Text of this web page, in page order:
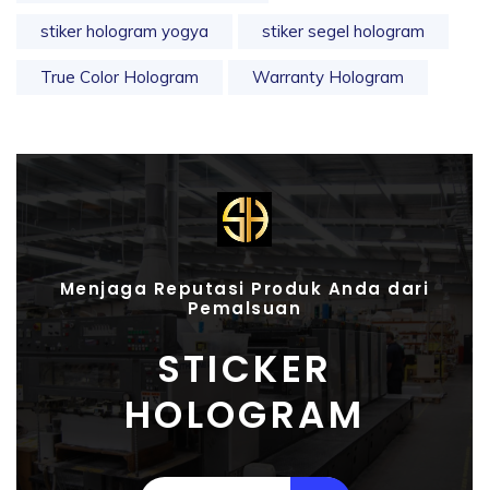
stiker hologram yogya stiker segel hologram
True Color Hologram Warranty Hologram
Menjaga Reputasi Produk Anda dari
Pemalsuan
STICKER
HOLOGRAM